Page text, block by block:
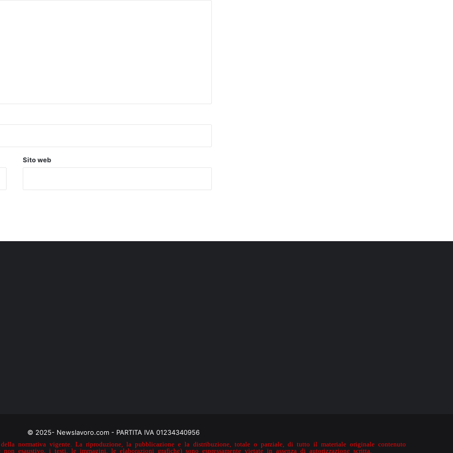
Sito web
© 2025- Newslavoro.com - PARTITA IVA 01234340956
normativa vigente. La riproduzione, la pubblicazione e la distribuzione, totale o parziale, di tutto il materiale originale contenuto
esaustivo, i testi, le immagini, le elaborazioni grafiche) sono espressamente vietate in assenza di autorizzazione scritta.